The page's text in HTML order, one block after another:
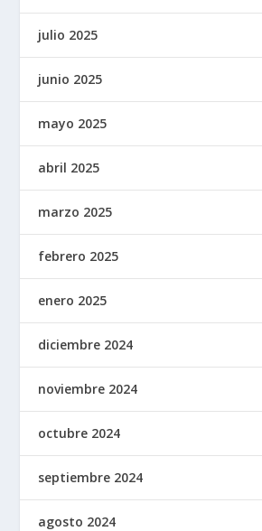
julio 2025
junio 2025
mayo 2025
abril 2025
marzo 2025
febrero 2025
enero 2025
diciembre 2024
noviembre 2024
octubre 2024
septiembre 2024
agosto 2024